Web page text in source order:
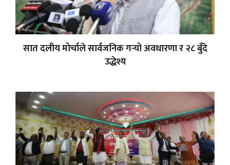
सात दलीय मोर्चाले सार्वजनिक गर्‍यो अवधारणा र २८ बुँदे
उद्धेश्य